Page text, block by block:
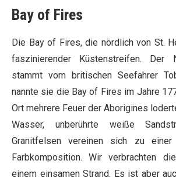
Bay of Fires
Die Bay of Fires, die nördlich von St.
faszinierender Küstenstreifen. Der
stammt vom britischen Seefahrer
nannte sie die Bay of Fires im Jahre
Ort mehrere Feuer der Aborigines
Wasser, unberührte weiße
Granitfelsen vereinen sich zu einer
Farbkomposition. Wir verbrachten
einem einsamen Strand. Es ist aber